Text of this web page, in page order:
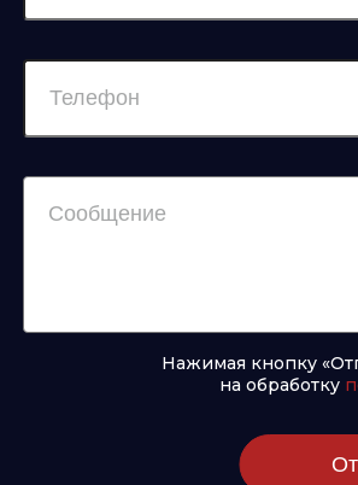
Нажимая кнопку
на обработку